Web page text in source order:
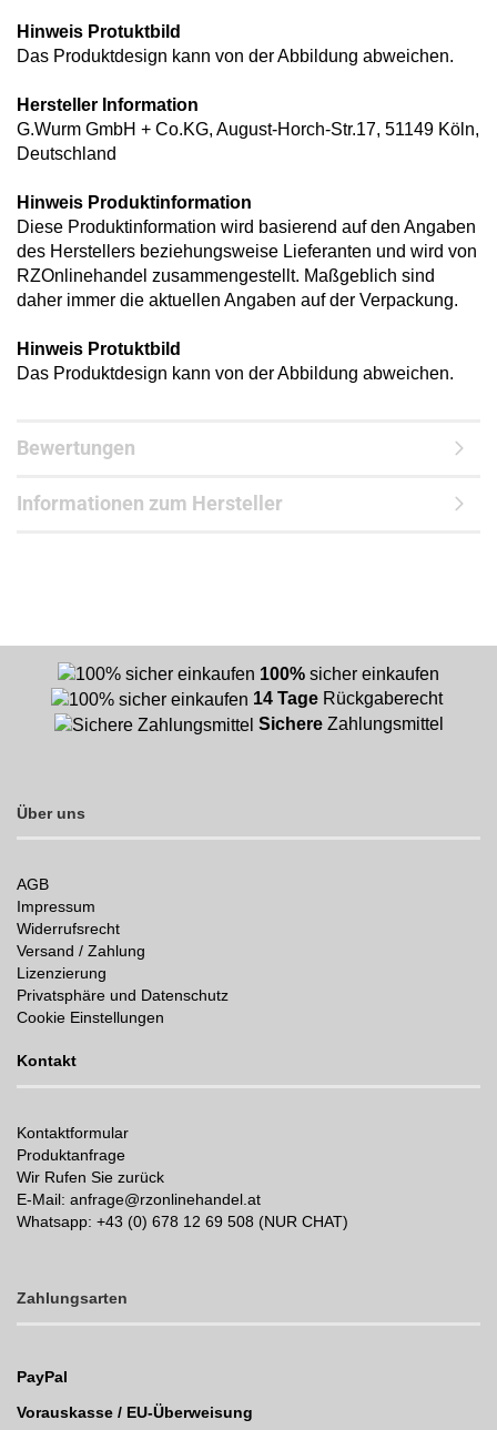
Hinweis Protuktbild
Das Produktdesign kann von der Abbildung abweichen.
Hersteller Information
G.Wurm GmbH + Co.KG, August-Horch-Str.17, 51149 Köln,
Deutschland
Hinweis Produktinformation
Diese Produktinformation wird basierend auf den Angaben
des Herstellers beziehungsweise Lieferanten und wird von
RZOnlinehandel zusammengestellt. Maßgeblich sind
daher immer die aktuellen Angaben auf der Verpackung.
Hinweis Protuktbild
Das Produktdesign kann von der Abbildung abweichen.
Bewertungen
Informationen zum Hersteller
100% sicher einkaufen
14 Tage Rückgaberecht
Sichere Zahlungsmittel
Über uns
AGB
Impressum
Widerrufsrecht
Versand / Zahlung
Lizenzierung
Privatsphäre und Datenschutz
Cookie Einstellungen
Kontakt
Kontaktformular
Produktanfrage
Wir Rufen Sie zurück
E-Mail: anfrage@rzonlinehandel.at
Whatsapp: +43 (0) 678 12 69 508 (NUR CHAT)
Zahlungsarten
PayPal
Vorauskasse / EU-Überweisung